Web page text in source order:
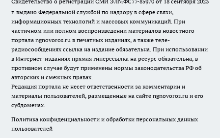
г. выдано Федеральной службой по надзору в сфере связи,
информационных технологий и массовых коммуникаций. При
частичном или полном воспроизведении материалов новостного
портала ngnovoros.ru в печатных изданиях, а также теле-
радиосообщениях ссылка на издание обязательна. При использовании
в Интернет-изданиях прямая гиперссылка на ресурс обязательна, в
противном случае будут применены нормы законодательства РФ об
авторских и смежных правах.
Редакция портала не несет ответственности за комментарии и
материалы пользователей, размещенные на сайте ngnovoros.ru и его
субдоменах.
Политика конфиденциальности и обработки персональных данных
пользователей